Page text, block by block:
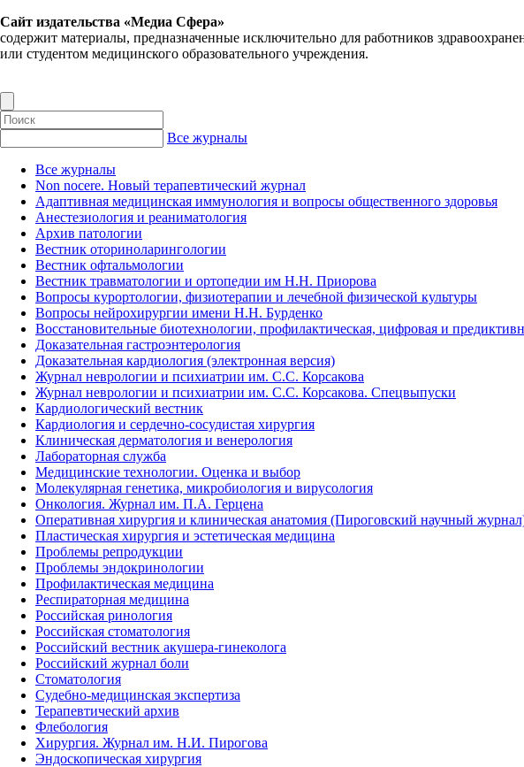
Сайт издательства «Медиа Сфера»
содержит материалы, предназначенные исключительно для работников
или студентом медицинского образовательного учреждения.
Все журналы
Все журналы
Non nocere. Новый терапевтический журнал
Адаптивная медицинская иммунология и вопросы общественного здоровья
Анестезиология и реаниматология
Архив патологии
Вестник оториноларингологии
Вестник офтальмологии
Вестник травматологии и ортопедии им Н.Н. Приорова
Вопросы курортологии, физиотерапии и лечебной физической культуры
Вопросы нейрохирургии имени Н.Н. Бурденко
Восстановительные биотехнологии, профилактическая, цифровая и
Доказательная гастроэнтерология
Доказательная кардиология (электронная версия)
Журнал неврологии и психиатрии им. С.С. Корсакова
Журнал неврологии и психиатрии им. С.С. Корсакова. Спецвыпуски
Кардиологический вестник
Кардиология и сердечно-сосудистая хирургия
Клиническая дерматология и венерология
Лабораторная служба
Медицинские технологии. Оценка и выбор
Молекулярная генетика, микробиология и вирусология
Онкология. Журнал им. П.А. Герцена
Оперативная хирургия и клиническая анатомия (Пироговский научный
Пластическая хирургия и эстетическая медицина
Проблемы репродукции
Проблемы эндокринологии
Профилактическая медицина
Респираторная медицина
Российская ринология
Российская стоматология
Российский вестник акушера-гинеколога
Российский журнал боли
Стоматология
Судебно-медицинская экспертиза
Терапевтический архив
Флебология
Хирургия. Журнал им. Н.И. Пирогова
Эндоскопическая хирургия